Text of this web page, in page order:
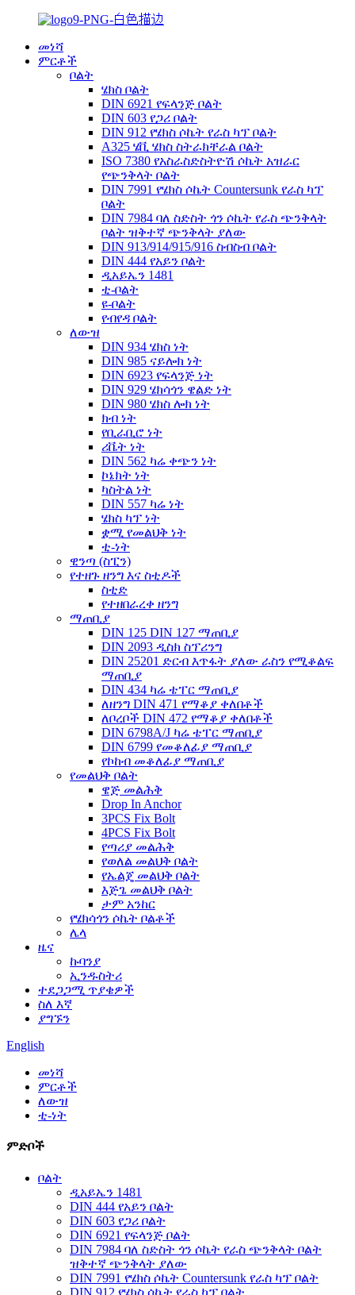
መነሻ
ምርቶች
ቦልት
ሄክስ ቦልት
DIN 6921 የፍላንጅ ቦልት
DIN 603 የጋሪ ቦልት
DIN 912 የሄክስ ሶኬት የራስ ካፕ ቦልት
A325 ሄቪ ሄክስ ስትራክቸራል ቦልት
ISO 7380 የአስራስድስትዮሽ ሶኬት አዝራር
የጭንቅላት ቦልት
DIN 7991 የሄክስ ሶኬት Countersunk የራስ ካፕ
ቦልት
DIN 7984 ባለ ስድስት ጎን ሶኬት የራስ ጭንቅላት
ቦልት ዝቅተኛ ጭንቅላት ያለው
DIN 913/914/915/916 ስብስብ ቦልት
DIN 444 የአይን ቦልት
ዲአይኤን 1481
ቲ-ቦልት
ዩ-ቦልት
የብየዳ ቦልት
ለውዝ
DIN 934 ሄክስ ነት
DIN 985 ናይሎክ ነት
DIN 6923 የፍላንጅ ነት
DIN 929 ሄክሳጎን ዌልድ ነት
DIN 980 ሄክስ ሎክ ነት
ክብ ነት
የቢራቢሮ ነት
ሪቬት ነት
DIN 562 ካሬ ቀጭን ነት
ኮኔክት ነት
ካስትል ነት
DIN 557 ካሬ ነት
ሄክስ ካፕ ነት
ቋሚ የመልህቅ ነት
ቲ-ነት
ዊንጣ (ስፒን)
የተዘጉ ዘንግ እና ስቲዶች
ስቲድ
የተዘበራረቀ ዘንግ
ማጠቢያ
DIN 125 DIN 127 ማጠቢያ
DIN 2093 ዲስክ ስፕሪንግ
DIN 25201 ድርብ እጥፋት ያለው ራስን የሚቆልፍ
ማጠቢያ
DIN 434 ካሬ ቴፐር ማጠቢያ
ለዘንግ DIN 471 የማቆያ ቀለበቶች
ለቦረቦች DIN 472 የማቆያ ቀለበቶች
DIN 6798A/J ካሬ ቴፐር ማጠቢያ
DIN 6799 የመቆለፊያ ማጠቢያ
የኮከብ መቆለፊያ ማጠቢያ
የመልህቅ ቦልት
ዌጅ መልሕቅ
Drop In Anchor
3PCS Fix Bolt
4PCS Fix Bolt
የጣሪያ መልሕቅ
የወለል መልህቅ ቦልት
የኤልጄ መልህቅ ቦልት
እጅጌ መልህቅ ቦልት
ታም አንከር
የሄክሳጎን ሶኬት ቦልቶች
ሌላ
ዜና
ኩባንያ
ኢንዱስትሪ
ተደጋጋሚ ጥያቄዎች
ስለ እኛ
ያግኙን
English
መነሻ
ምርቶች
ለውዝ
ቲ-ነት
ምድቦች
ቦልት
ዲአይኤን 1481
DIN 444 የአይን ቦልት
DIN 603 የጋሪ ቦልት
DIN 6921 የፍላንጅ ቦልት
DIN 7984 ባለ ስድስት ጎን ሶኬት የራስ ጭንቅላት ቦልት
ዝቅተኛ ጭንቅላት ያለው
DIN 7991 የሄክስ ሶኬት Countersunk የራስ ካፕ ቦልት
DIN 912 የሄክስ ሶኬት የራስ ካፕ ቦልት